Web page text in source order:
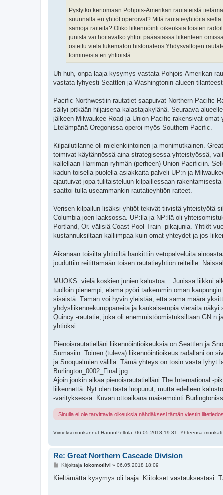
Pystytkö kertomaan Pohjois-Amerikan rautateistä
suunnalla eri yhtiöt operoivat? Mitä rautatieyhtiöitä
samoja raiteita? Oliko liikennöinti oikeuksia toisten
junista vai hoitavatko yhtiöt pääasiassa liikenteen
ostettu vielä lukematon historiateos Yhdysvaltojen
toimineista eri yhtiöistä.
Uh huh, onpa laaja kysymys vastata Pohjois-Amerikan
vastata lyhyesti Seattlen ja Washingtonin alueen
Pacific Northwestiin rautatiet saapuivat Northern Pacific
säilyi pitkään hiljaisena kalastajakylänä. Seuraava
jälkeen Milwaukee Road ja Union Pacific rakensivat
Etelämpänä Oregonissa operoi myös Southern Pacific.
Kilpailutilanne oli mielenkiintoinen ja monimutkainen.
toimivat käytännössä aina strategisessa yhteistyössä,
kallellaan Harriman-ryhmän (perheen) Union Pacificiin.
kadun toisella puolella asiakkaita palveli UP:n ja
ajautuivat jopa tulitaisteluun kilpaillessaan
saattoi tulla useammankin rautatieyhtiön raiteet.
Verisen kilpailun lisäksi yhtiöt tekivät tiivistä yhteistyötä
Columbia-joen laaksossa. UP:lla ja NP:llä oli
Portland, Or. välisiä Coast Pool Train -pikajunia. Yhtiöt
kustannuksiltaan kalliimpaa kuin omat yhteydet ja jos
Aikanaan toisilta yhtiöiltä hankittiin vetopalveluita
jouduttiin reitittämään toisen rautatieyhtiön reiteille.
MUOKS. vielä koskien junien kalustoa... Junissa liikkui
tuolloin pienempi, elämä pyöri tarkemmin oman
sisäistä. Tämän voi hyvin yleistää, että sama määrä
yhdysliikennekumppaneita ja kaukaisempia vieraita
Quincy -rautatie, joka oli enemmistöomistuksiltaan GN:n
yhtiöksi.
Pienoisrautatielläni liikennöintioikeuksia on Seattlen ja
Sumasiin. Toinen (tuleva) liikennöintioikeus radallani on
ja Snoqualmien välillä. Tämä yhteys on tosin vasta lyhyt
Burlington_0002_Final.jpg
Ajoin jonkin aikaa pienoisrautatielläni The International -
liikennettä. Nyt olen tästä luopunut, mutta edelleen
-värityksessä. Kuvan ottoaikana maisemointi
Sinulla ei ole tarvittavia oikeuksia nähdäksesi tämän viestin
Viimeksi muokannut HannuPeltola , 06.05.2018 19:31. Yhteensä
Re: Great Northern Cascade Division
V
e
Kirjoittaja lokomotiivi » 06.05.2018 18:09
Kieltämättä kysymys oli laaja. Kiitokset vastauksestasi.